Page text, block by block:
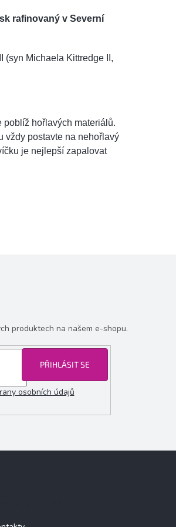
rafinovaný v Severní
(syn Michaela Kittredge II,
hořlavých materiálů.
vždy postavte na nehořlavý
je nejlepší zapalovat
produktech na našem e-shopu.
osobních údajů
PŘIHLÁSIT SE